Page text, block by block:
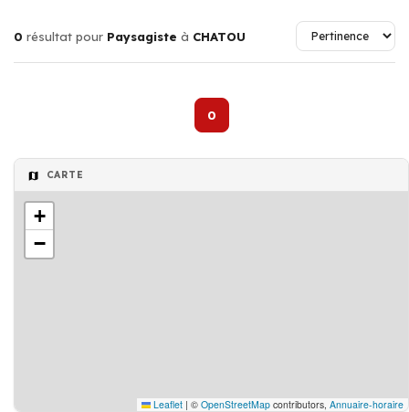
0 résultat pour Paysagiste à CHATOU
0
CARTE
+
−
Leaflet | © OpenStreetMap contributors, Annuaire-horaire